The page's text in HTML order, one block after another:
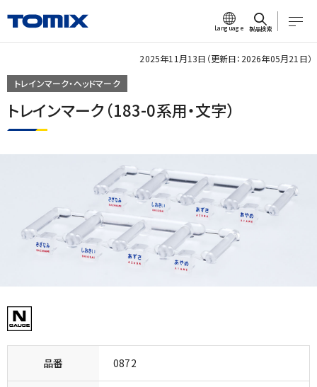
Language 製品検索
トレインマーク・ヘッドマーク
トレインマーク（183-0系用・文字）
2025年11月13日（更新日：2026年05月21日）
品番 0872